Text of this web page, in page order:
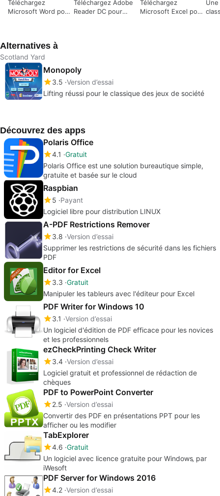
Téléchargez
Microsoft Word pour
prêt à l'action
Téléchargez Adobe
Reader DC pour
Téléchargez
Microsoft Excel pour
Alternatives à
Scotland Yard
Monopoly
3.5 Version d’essai
Lifting réussi pour le classique des jeux de société
Découvrez des apps
Polaris Office
4.1 Gratuit
Polaris Office est une solution bureautique simple,
gratuite et basée sur le cloud
Raspbian
5 Payant
Logiciel libre pour distribution LINUX
A-PDF Restrictions Remover
3.8 Version d’essai
Supprimer les restrictions de sécurité dans les fichiers
PDF
Editor for Excel
3.3 Gratuit
Manipuler les tableurs avec l'éditeur pour Excel
PDF Writer for Windows 10
3.1 Version d’essai
Un logiciel d'édition de PDF efficace pour les novices
et les professionnels
ezCheckPrinting Check Writer
3.4 Version d’essai
Logiciel gratuit et professionnel de rédaction de
chèques
PDF to PowerPoint Converter
2.5 Version d’essai
Convertir des PDF en présentations PPT pour les
afficher ou les modifier
TabExplorer
4.6 Gratuit
Un logiciel avec licence gratuite pour Windows‚ par
iWesoft
PDF Server for Windows 2016
4.2 Version d’essai